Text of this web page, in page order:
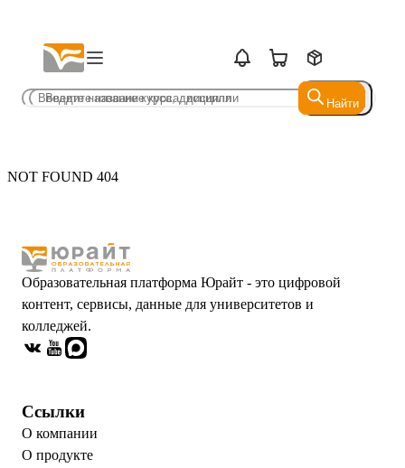
Найти
Найти
NOT FOUND 404
Образовательная платформа Юрайт - это цифровой
контент, сервисы, данные для университетов и
колледжей.
Ссылки
О компании
О продукте